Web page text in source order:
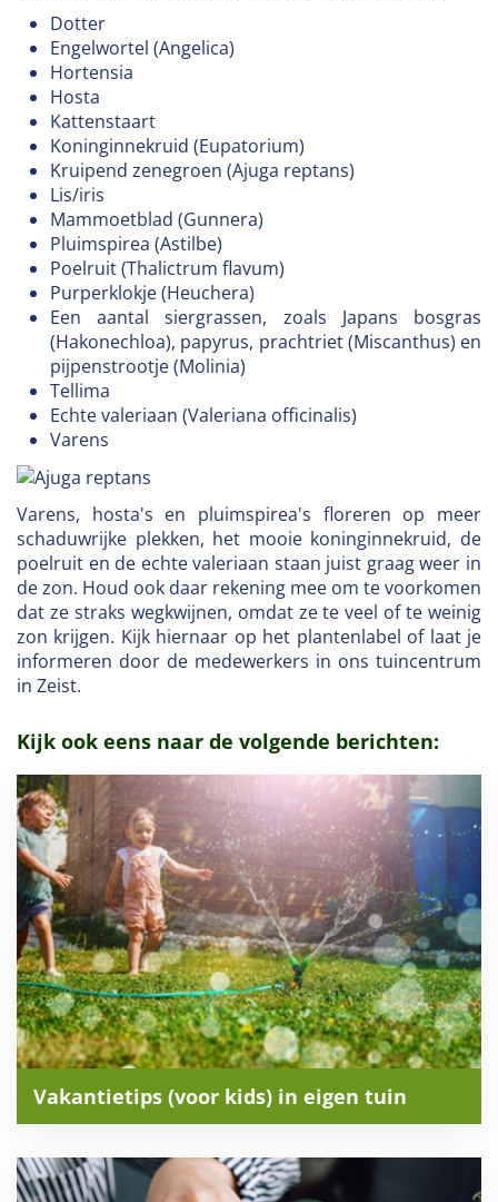
Dotter
Engelwortel (Angelica)
Hortensia
Hosta
Kattenstaart
Koninginnekruid (Eupatorium)
Kruipend zenegroen (Ajuga reptans)
Lis/iris
Mammoetblad (Gunnera)
Pluimspirea (Astilbe)
Poelruit (Thalictrum flavum)
Purperklokje (Heuchera)
Een aantal siergrassen, zoals Japans bosgras
(Hakonechloa), papyrus, prachtriet (Miscanthus) en
pijpenstrootje (Molinia)
Tellima
Echte valeriaan (Valeriana officinalis)
Varens
Varens, hosta's en pluimspirea's floreren op meer
schaduwrijke plekken, het mooie koninginnekruid, de
poelruit en de echte valeriaan staan juist graag weer in
de zon. Houd ook daar rekening mee om te voorkomen
dat ze straks wegkwijnen, omdat ze te veel of te weinig
zon krijgen. Kijk hiernaar op het plantenlabel of laat je
informeren door de medewerkers in ons tuincentrum
in Zeist.
Kijk ook eens naar de volgende berichten:
Vakantietips (voor kids) in eigen tuin